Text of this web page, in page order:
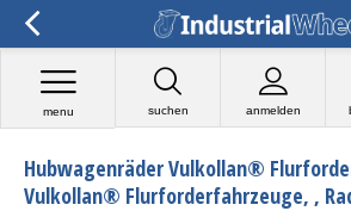
suchen anmelden
menu
Hubwagenräder Vulkollan®
Vulkollan® Flurforderfahrzeuge, ,